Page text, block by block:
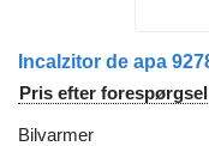
Pris efter forespørgsel
Bilvarmer